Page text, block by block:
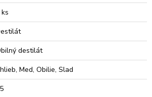
destilát
Med, Obilie, Slad